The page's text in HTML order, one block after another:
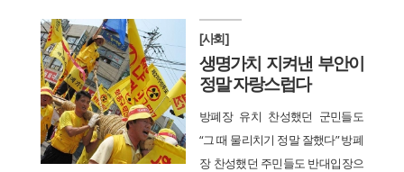
[사회]
생명가치 지켜낸 부안이
정말 자랑스럽다
방폐장 유치 찬성했던 군민들도
“그 때 물리치기 정말 잘했다” 방폐
장 찬성했던 주민들도 반대입장으